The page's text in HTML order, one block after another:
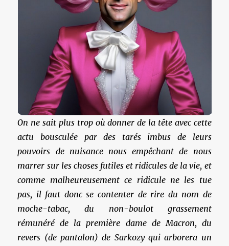
On ne sait plus trop où donner de la tête avec cette
actu bousculée par des tarés imbus de leurs
pouvoirs de nuisance nous empêchant de nous
marrer sur les choses futiles et ridicules de la vie, et
comme malheureusement ce ridicule ne les tue
pas, il faut donc se contenter de rire du nom de
moche-tabac, du non-boulot grassement
rémunéré de la première dame de Macron, du
revers (de pantalon) de Sarkozy qui arborera un